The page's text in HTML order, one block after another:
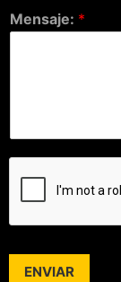
Mensaje: *
ENVIAR